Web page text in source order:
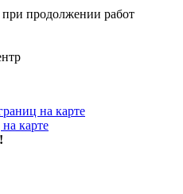
при продолжении работ
на карте
карте